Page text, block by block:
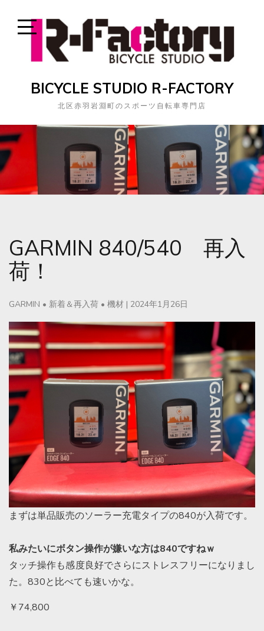
Open
Sidebar
BICYCLE STUDIO R-FACTORY
北区赤羽岩淵町のスポーツ自転車専門店
GARMIN 840/540 再入
荷！
GARMIN • 新着＆再入荷 • 機材 | 2024年1月26日
まずは単品販売のソーラー充電タイプの840が入荷です。
私みたいにボタン操作が嫌いな方は840ですねｗ
タッチ操作も感度良好でさらにストレスフリーになりまし
た。830と比べても速いかな。
￥74,800